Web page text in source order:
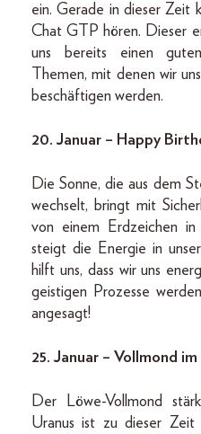
ein. Gerade in dieser Zeit
Chat GTP hören. Dieser
uns bereits einen
Themen, mit denen wir
beschäftigen werden.
20. Januar – Happy
Die Sonne, die aus dem
wechselt, bringt mit
von einem Erdzeichen
steigt die Energie in
hilft uns, dass wir uns
geistigen Prozesse
angesagt!
25. Januar – Vollmond im
Der Löwe-Vollmond
Uranus ist zu dieser